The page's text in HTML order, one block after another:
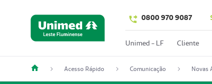
0800 970 9087
Unimed - LF Cliente
Acesso Rápido Comunicação Novas